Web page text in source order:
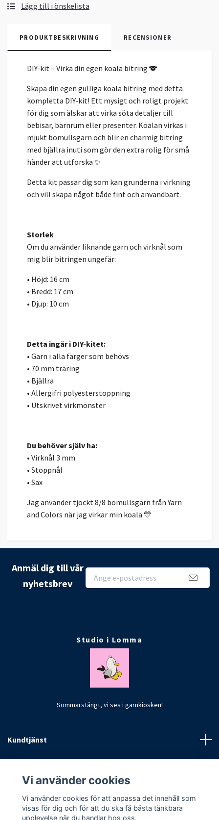
Lägg till i önskelista
PRODUKTBESKRIVNING RECENSIONER
DIY-kit – Virka din egen koala bitring 🐨
Skapa din egen gulliga koala bitring med detta
kompletta DIY-kit! Ett mysigt och roligt projekt
för dig som älskar att virka söta detaljer till
bebisar, barnrum eller presenter. Koalan virkas i
mjukt bomullsgarn och blir en charmig bitring
med bjällra inuti som gör den extra rolig för små
händer att utforska ✨
Detta kit passar dig som kan grunderna i virkning
och vill skapa något både fint och användbart.
Storlek
Om du använder liknande garn och virknål som
mig blir bitringen ungefär:
• Höjd: 16 cm
• Bredd: 17 cm
• Djup: 10 cm
Detta ingår i DIY-kitet:
• Garn i alla färger som behövs
• 70 mm träring
• Bjällra
• Allergifri polyesterstoppning
• Utskrivet virkmönster
Du behöver själv ha:
• Virknål 3 mm
• Stoppnål
• Sax
Jag använder tjockt 8/8 bomullsgarn frånYarn
and Colors när jag virkar min koala 💛
Anmäl dig till vår
nyhetsbrev
Studio i Lomma
Sommarstängt, vi ses i garnkiosken!
Kundtjänst
Vi använder cookies
Vi använder cookies för att anpassa det innehåll som
visas för dig och för att du ska få bästa tänkbara
upplevelse när du handlar hos oss.